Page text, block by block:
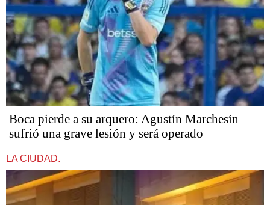
Boca pierde a su arquero: Agustín Marchesín
sufrió una grave lesión y será operado
LA CIUDAD.